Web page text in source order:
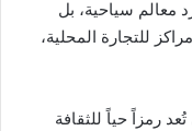
معالم سياحية، بل
للتجارة المحلية،
تُعد رمزاً حياً للثقافة